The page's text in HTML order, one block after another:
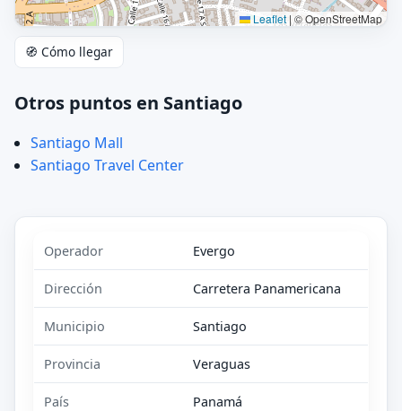
Leaflet | © OpenStreetMap
🧭 Cómo llegar
Otros puntos en Santiago
Santiago Mall
Santiago Travel Center
Operador Evergo
Dirección Carretera Panamericana
Municipio Santiago
Provincia Veraguas
País Panamá